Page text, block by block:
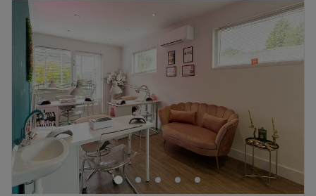
10:00–18:00
Donderdag
19:00
Vrijdag
10:00 – 19:00
Zaterdag
Zondag
Beauty Divine Clinic is gelegen in de wijk Geitenkamp in
Arnhem. Je kunt hier terecht voor veel diverse haar- en
schoonheidsbehandelingen. Je boekt hier net zo makkelijk
een anti aging en acne-gezichtsbehandeling als een
populaire after lipo massage . Maar ook bieden ze hier